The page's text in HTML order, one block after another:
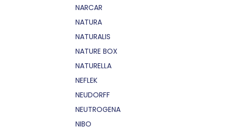
NARCAR
NATURA
NATURALIS
NATURE BOX
NATURELLA
NEFLEK
NEUDORFF
NEUTROGENA
NIBO